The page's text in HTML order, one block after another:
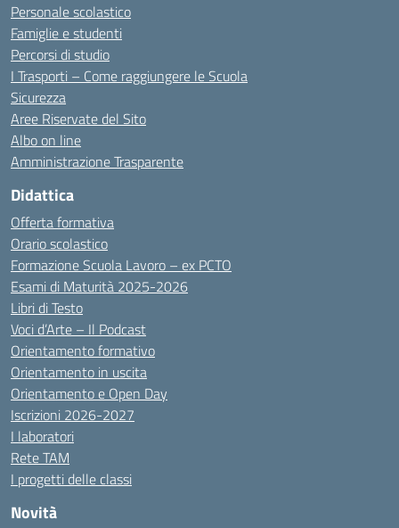
Personale scolastico
Famiglie e studenti
Percorsi di studio
I Trasporti – Come raggiungere le Scuola
Sicurezza
Aree Riservate del Sito
Albo on line
Amministrazione Trasparente
Didattica
Offerta formativa
Orario scolastico
Formazione Scuola Lavoro – ex PCTO
Esami di Maturità 2025-2026
Libri di Testo
Voci d’Arte – Il Podcast
Orientamento formativo
Orientamento in uscita
Orientamento e Open Day
Iscrizioni 2026-2027
I laboratori
Rete TAM
I progetti delle classi
Novità